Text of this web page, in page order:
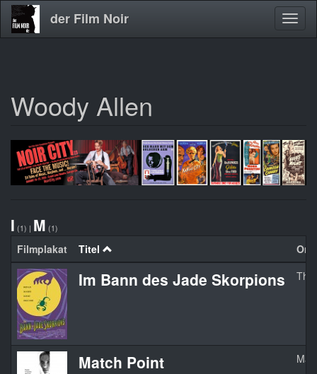
Direkt
zum
der Film Noir
Woody Allen
I (1) | M (1)
Filmplakat Titel
Im Bann des Jade Skorpions The
Match Point